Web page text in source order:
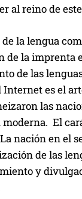
al reino de
la lengua
de la imprenta
de las
Internet es el
las
El
nación en el
de las
y